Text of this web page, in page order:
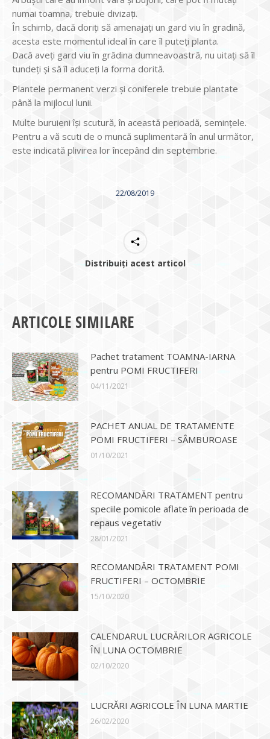
numai toamna, trebuie divizați.
În schimb, dacă doriți să amenajați un gard viu în gradină,
acesta este momentul ideal în care îl puteți planta.
Dacă aveți gard viu în grădina dumneavoastră, nu uitați să îl
tundeți și să îl aduceți la forma dorită.
Plantele permanent verzi și coniferele trebuie plantate
până la mijlocul lunii.
Multe buruieni își scutură, în această perioadă, semințele.
Pentru a vă scuti de o muncă suplimentară în anul următor,
este indicată plivirea lor începând din septembrie.
22/08/2019
Distribuiți acest articol
ARTICOLE SIMILARE
Pachet tratament TOAMNA-IARNA
pentru POMI FRUCTIFERI
04/11/2021
PACHET ANUAL DE TRATAMENTE
POMI FRUCTIFERI – SÂMBUROASE
01/10/2021
RECOMANDĂRI TRATAMENT pentru
speciile pomicole aflate în perioada de
repaus vegetativ
28/01/2021
RECOMANDĂRI TRATAMENT POMI
FRUCTIFERI – OCTOMBRIE
15/10/2020
CALENDARUL LUCRĂRILOR AGRICOLE
ÎN LUNA OCTOMBRIE
02/10/2020
LUCRĂRI AGRICOLE ÎN LUNA MARTIE
26/02/2020